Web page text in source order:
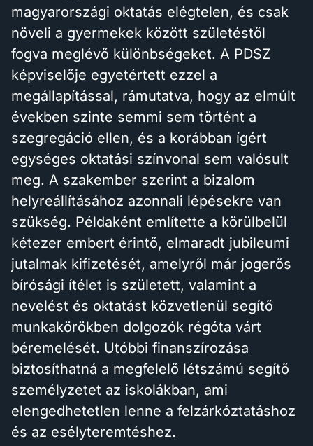
magyarországi oktatás elégtelen, és csak
növeli a gyermekek között születéstől
fogva meglévő különbségeket. A PDSZ
képviselője egyetértett ezzel a
megállapítással, rámutatva, hogy az elmúlt
években szinte semmi sem történt a
szegregáció ellen, és a korábban ígért
egységes oktatási színvonal sem valósult
meg. A szakember szerint a bizalom
helyreállításához azonnali lépésekre van
szükség. Példaként említette a körülbelül
kétezer embert érintő, elmaradt jubileumi
jutalmak kifizetését, amelyről már jogerős
bírósági ítélet is született, valamint a
nevelést és oktatást közvetlenül segítő
munkakörökben dolgozók régóta várt
béremelését. Utóbbi finanszírozása
biztosíthatná a megfelelő létszámú segítő
személyzetet az iskolákban, ami
elengedhetetlen lenne a felzárkóztatáshoz
és az esélyteremtéshez.